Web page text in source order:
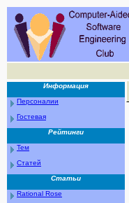
Информация
Персоналии
Гостевая
Рейтинги
Тем
Статей
Статьи
Rational Rose